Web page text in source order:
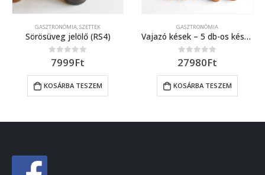
GASZTRONÓMIA,SZETTEK
Sörösüveg jelölő (RS4)
0out of 5
7999Ft
KOSÁRBA TESZEM
GASZTRONÓMIA
Vajazó kések – 5 db-os késkészlet 2.
0out of 5
27980Ft
KOSÁRBA TESZEM